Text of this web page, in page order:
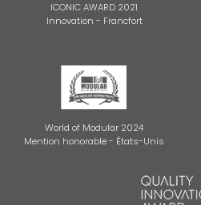
ICONIC AWARD 2021
Innovation - Francfort
World of Modular 2024
Mention honorable - États-Unis